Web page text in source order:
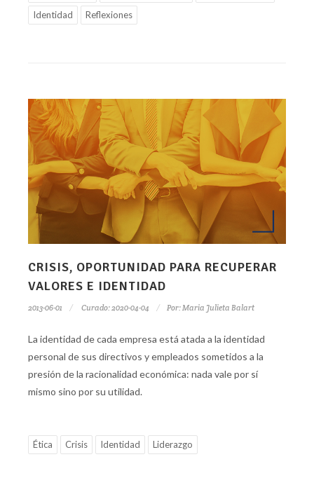
Identidad
Reflexiones
CRISIS, OPORTUNIDAD PARA RECUPERAR
VALORES E IDENTIDAD
2013-06-01 Curado: 2020-04-04 Por:Maria Julieta Balart
La identidad de cada empresa está atada a la identidad
personal de sus directivos y empleados sometidos a la
presión de la racionalidad económica: nada vale por sí
mismo sino por su utilidad.
Ética Crisis Identidad Liderazgo